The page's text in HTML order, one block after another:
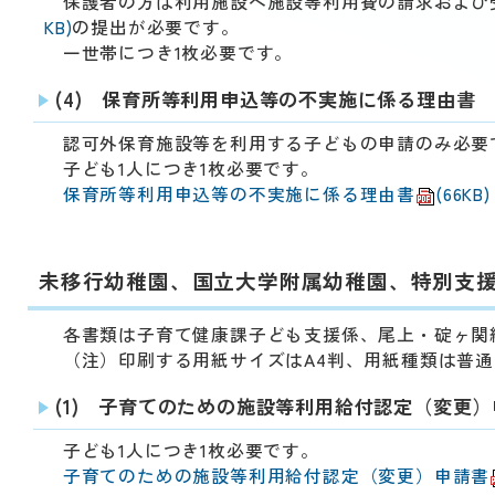
KB)の提出が必要です。
一世帯につき1枚必要です。
(4) 保育所等利用申込等の不実施に係る理由書
認可外保育施設等を利用する子どもの申請のみ必要
子ども1人につき1枚必要です。
保育所等利用申込等の不実施に係る理由書
(66KB)
未移行幼稚園、国立大学附属幼稚園、特別支
各書類は子育て健康課子ども支援係、尾上・碇ヶ
（注）印刷する用紙サイズはA4判、用紙種類は普
(1) 子育てのための施設等利用給付認定（変更
子ども1人につき1枚必要です。
子育てのための施設等利用給付認定（変更）申請書